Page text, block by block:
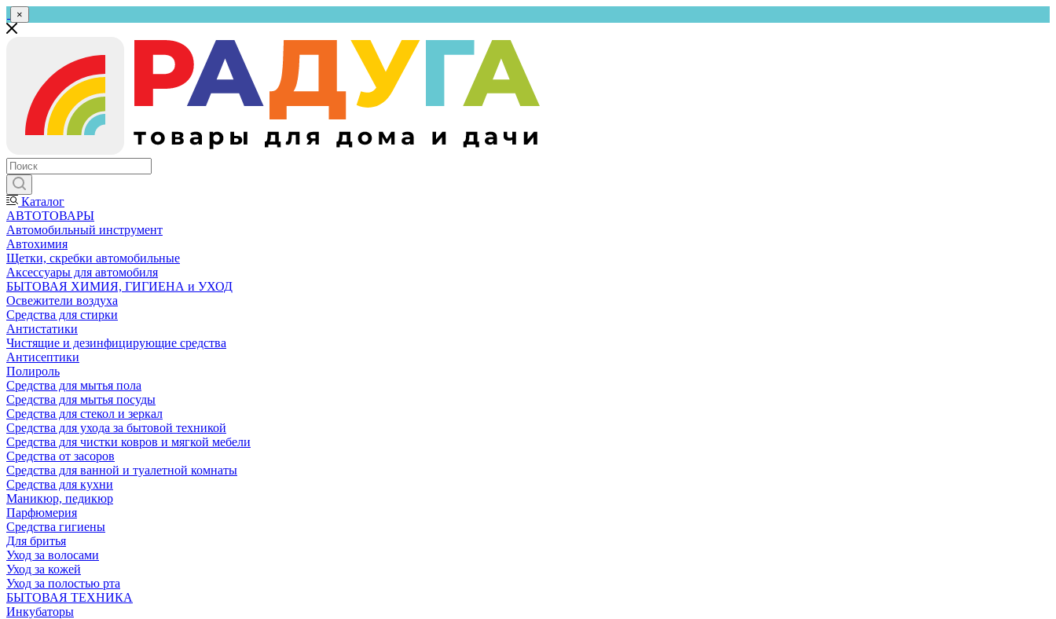
×
Каталог
АВТОТОВАРЫ
Автомобильный инструмент
Автохимия
Щетки, скребки автомобильные
Аксессуары для автомобиля
БЫТОВАЯ ХИМИЯ, ГИГИЕНА и УХОД
Освежители воздуха
Средства для стирки
Антистатики
Чистящие и дезинфицирующие средства
Антисептики
Полироль
Средства для мытья пола
Средства для мытья посуды
Средства для стекол и зеркал
Средства для ухода за бытовой техникой
Средства для чистки ковров и мягкой мебели
Средства от засоров
Средства для ванной и туалетной комнаты
Средства для кухни
Маникюр, педикюр
Парфюмерия
Средства гигиены
Для бритья
Уход за волосами
Уход за кожей
Уход за полостью рта
БЫТОВАЯ ТЕХНИКА
Инкубаторы